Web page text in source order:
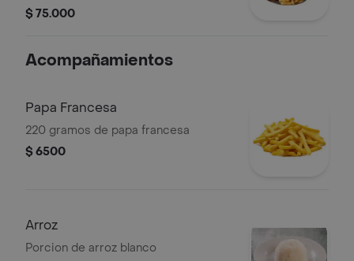
acompañado de 1 pollo asado o
$ 75.000
Acompañamientos
Papa Francesa
220 gramos de papa francesa
$ 6500
Arroz
Porcion de arroz blanco